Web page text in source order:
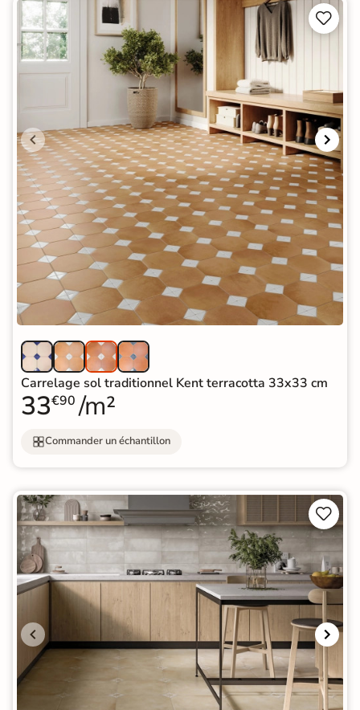


Carrelage sol traditionnel Kent terracotta 33x33 cm
33€90 /m²
Commander un échantillon

